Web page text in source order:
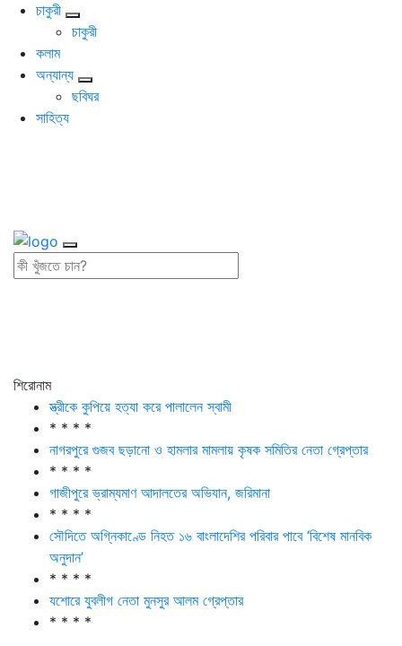
চাকুরী
চাকুরী
কলাম
অন্যান্য
ছবিঘর
সাহিত্য
শিরোনাম
স্ত্রীকে কুপিয়ে হত্যা করে পালালেন স্বামী
* * * *
নাগরপুরে গুজব ছড়ানো ও হামলার মামলায় কৃষক সমিতির নেতা গ্রেপ্তার
* * * *
গাজীপুরে ভ্রাম্যমাণ আদালতের অভিযান, জরিমানা
* * * *
সৌদিতে অগ্নিকাণ্ডে নিহত ১৬ বাংলাদেশির পরিবার পাবে ‘বিশেষ মানবিক
অনুদান’
* * * *
যশোরে যুবলীগ নেতা মুনসুর আলম গ্রেপ্তার
* * * *